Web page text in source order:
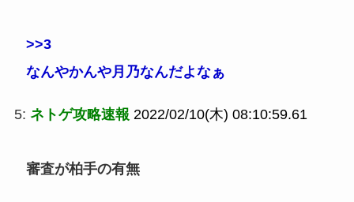
>>3
なんやかんや月乃なんだよなぁ
5: ネトゲ攻略速報 2022/02/10(木) 08:10:59.61
審査が柏手の有無